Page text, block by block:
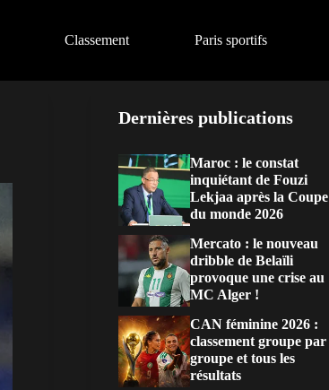
Classement Paris sportifs
Dernières publications
Maroc : le constat
inquiétant de Fouzi
Lekjaa après la Coupe
du monde 2026
Mercato : le nouveau
dribble de Belaïli
provoque une crise au
MC Alger !
CAN féminine 2026 :
classement groupe par
groupe et tous les
résultats